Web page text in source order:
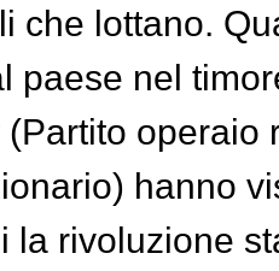
che lottano.
paese nel
operaio
hanno
la rivoluzione